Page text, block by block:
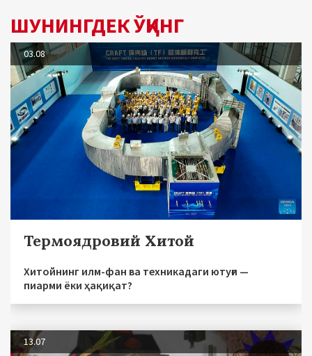
ШУНИНГДЕК ЎҚИНГ
03.08
Термоядровий Хитой
Хитойнинг илм-фан ва техникадаги ютуғи —
пиарми ёки ҳақиқат?
13.07